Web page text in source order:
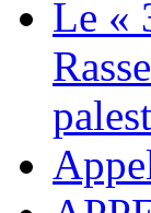
Le «